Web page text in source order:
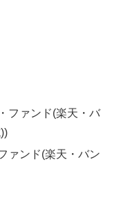
ファンド(楽天・バ
ァンド(楽天・バン